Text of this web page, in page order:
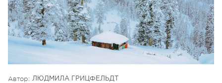
Автор: ЛЮДМИЛА ГРИЦФЕЛЬДТ